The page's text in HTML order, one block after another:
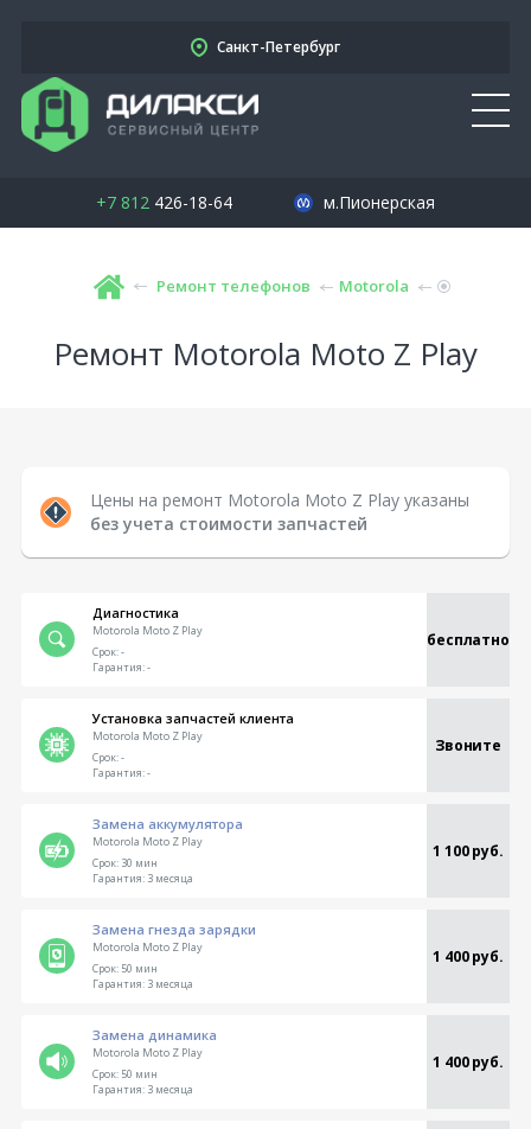
Санкт-Петербург
+7 812426-18-64 м.Пионерская
Ремонт телефонов Motorola
Ремонт Motorola Moto Z Play
Цены на ремонт Motorola Moto Z Play указаны
без учета стоимости запчастей
Диагностика
Motorola Moto Z Play бесплатно
Срок:-
Гарантия:-
Установка запчастей клиента
Motorola Moto Z Play Звоните
Срок:-
Гарантия:-
Замена аккумулятора
Motorola Moto Z Play 1 100 руб.
Срок:30 мин
Гарантия:3 месяца
Замена гнезда зарядки
Motorola Moto Z Play 1 400 руб.
Срок:50 мин
Гарантия:3 месяца
Замена динамика
Motorola Moto Z Play 1 400 руб.
Срок:50 мин
Гарантия:3 месяца